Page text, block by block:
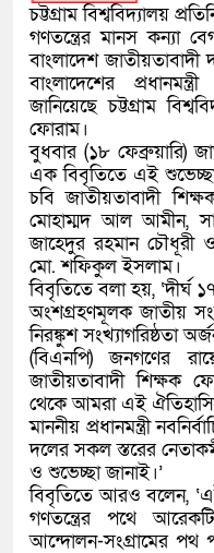
চট্টগ্রাম বিশ্ববিদ্যালয়
গণতন্ত্রের মানস কন্যা
বাংলাদেশ
বাংলাদেশের
জানিয়েছে চট্টগ্রাম
ফোরাম।
বুধবার (১৮ ফেব্রুয়ারি)
এক বিবৃতিতে এই
চবি জাতীয়তাবাদী
মোহাম্মদ আল আমীন,
জাহেদুর রহমান চৌধূরী
মো. শফিকুল ইসলাম।
বিবৃতিতে বলা হয়, ‘দীর্ঘ
অংশগ্রহণমূলক জাতীয়
নিরঙ্কুশ সংখ্যাগরিষ্ঠতা
(বিএনপি) জনগণের
জাতীয়তাবাদী শিক্ষক
থেকে আমরা এই
মাননীয় প্রধানমন্ত্রী
দলের সকল স্তরের
ও শুভেচ্ছা জানাই।’
বিবৃতিতে আরও বলেন, ‘এই
গণতন্ত্রের পথে
আন্দোলন-সংগ্রামের পথ